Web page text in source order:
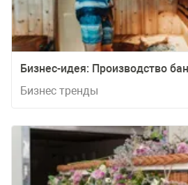
Бизнес-идея: Производство
Бизнес тренды